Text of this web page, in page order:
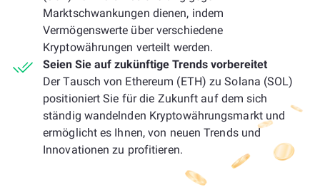
Marktschwankungen dienen, indem
Vermögenswerte über verschiedene
Kryptowährungen verteilt werden.
Seien Sie auf zukünftige Trends vorbereitet
Der Tausch von Ethereum (ETH) zu Solana (SOL)
positioniert Sie für die Zukunft auf dem sich
ständig wandelnden Kryptowährungsmarkt und
ermöglicht es Ihnen, von neuen Trends und
Innovationen zu profitieren.